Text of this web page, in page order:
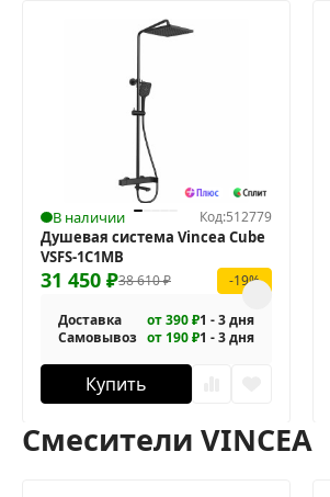
В наличии Код:512779
Душевая система Vincea Cube
VSFS-1C1MB
38 610₽
31 450 ₽ -19%
Доставка от 390 ₽1 - 3 дня
Самовывоз от 190 ₽1 - 3 дня
Купить
Смесители VINCEA